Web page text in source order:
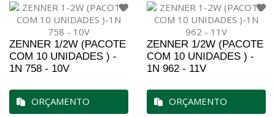
ZENNER 1/2W (PACOTE
COM 10 UNIDADES ) -
1N 758 - 10V
ORÇAMENTO
ZENNER 1/2W (PACOTE
COM 10 UNIDADES ) -
1N 962 - 11V
ORÇAMENTO